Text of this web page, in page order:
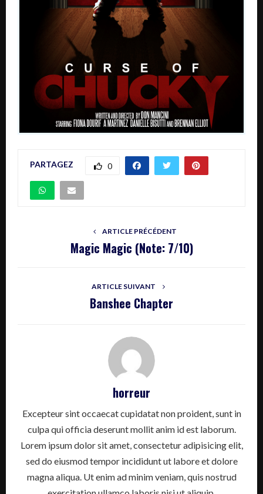
PARTAGEZ 0
ARTICLE PRÉCÉDENT
Magic Magic (Note: 7/10)
ARTICLE SUIVANT
Banshee Chapter
horreur
Excepteur sint occaecat cupidatat non proident, sunt in
culpa qui officia deserunt mollit anim id est laborum.
Lorem ipsum dolor sit amet, consectetur adipisicing elit,
sed do eiusmod tempor incididunt ut labore et dolore
magna aliqua. Ut enim ad minim veniam, quis nostrud